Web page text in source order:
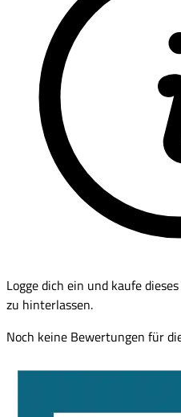
Logge dich ein und kaufe
zu hinterlassen.
Noch keine Bewertungen für